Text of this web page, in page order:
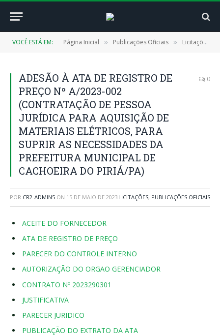
VOCÊ ESTÁ EM: Página Inicial » Publicações Oficiais » Licitações
ADESÃO À ATA DE REGISTRO DE
PREÇO Nº A/2023-002
(CONTRATAÇÃO DE PESSOA
JURÍDICA PARA AQUISIÇÃO DE
MATERIAIS ELÉTRICOS, PARA
SUPRIR AS NECESSIDADES DA
PREFEITURA MUNICIPAL DE
CACHOEIRA DO PIRIÁ/PA)
0
POR CR2-ADMIN5 ON 15 DE MAIO DE 2023 LICITAÇÕES, PUBLICAÇÕES OFICIAIS
ACEITE DO FORNECEDOR
ATA DE REGISTRO DE PREÇO
PARECER DO CONTROLE INTERNO
AUTORIZAÇÃO DO ORGAO GERENCIADOR
CONTRATO Nº 2023290301
JUSTIFICATIVA
PARECER JURIDICO
PUBLICAÇÃO DO EXTRATO DA ATA